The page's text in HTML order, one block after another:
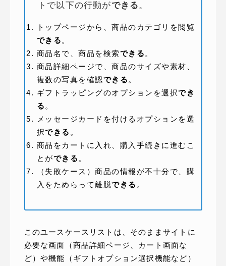
トで以下の行動ができる。
トップページから、商品のカテゴリを閲覧
できる 。
商品名で、商品を検索できる 。
商品詳細ページで、商品のサイズや素材、
複数の写真を確認できる 。
ギフトラッピングのオプションを選択でき
る 。
メッセージカードを付けるオプションを選
択できる 。
商品をカートに入れ、購入手続きに進むこ
とができる 。
（失敗ケース）商品の情報が不十分で、購
入をためらって離脱できる 。
このユースケースリストは、そのままサイトに
必要な画面（商品詳細ページ、カート画面な
ど）や機能（ギフトオプション選択機能など）